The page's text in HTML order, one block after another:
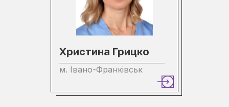
Христина Грицко
м. Івано-Франківськ